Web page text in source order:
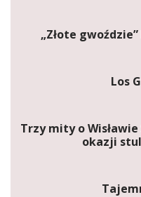
„Złote
Los
Trzy mity o
okazji